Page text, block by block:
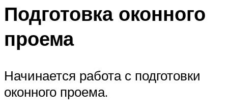
Подготовка оконного
проема
Начинается работа с подготовки
оконного проема.